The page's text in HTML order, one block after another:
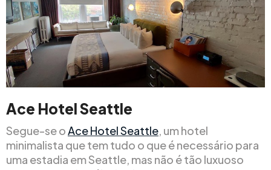
Ace Hotel Seattle
Segue-se oAce Hotel Seattle, um hotel
minimalista que tem tudo o que é necessário para
uma estadia em Seattle, mas não é tão luxuoso